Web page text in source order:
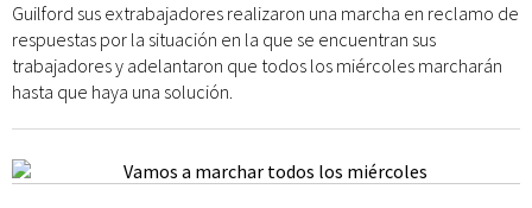
Guilford sus extrabajadores realizaron una marcha en reclamo de
respuestas por la situación en la que se encuentran sus
trabajadores y adelantaron que todos los miércoles marcharán
hasta que haya una solución.